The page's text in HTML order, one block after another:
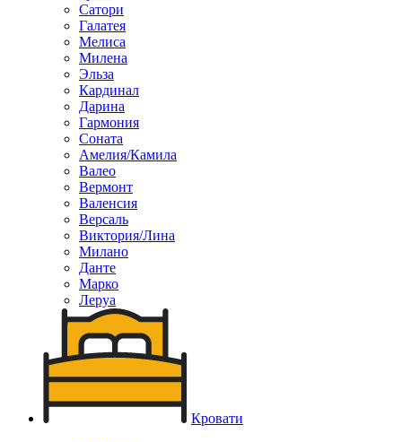
Сатори
Галатея
Мелиса
Милена
Эльза
Кардинал
Дарина
Гармония
Соната
Амелия/Камила
Валео
Вермонт
Валенсия
Версаль
Виктория/Лина
Милано
Данте
Марко
Леруа
Кровати